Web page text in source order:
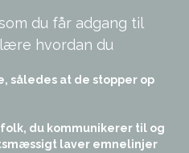
du får adgang til
hvordan du
således at de stopper op
du kommunikerer til og
laver emnelinjer